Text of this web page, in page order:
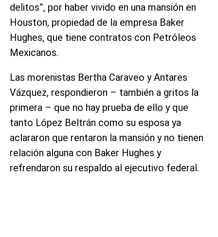
delitos”, por haber vivido en una mansión en
Houston, propiedad de la empresa Baker
Hughes, que tiene contratos con Petróleos
Mexicanos.
Las morenistas Bertha Caraveo y Antares
Vázquez, respondieron – también a gritos la
primera – que no hay prueba de ello y que
tanto López Beltrán como su esposa ya
aclararon que rentaron la mansión y no tienen
relación alguna con Baker Hughes y
refrendaron su respaldo al ejecutivo federal.